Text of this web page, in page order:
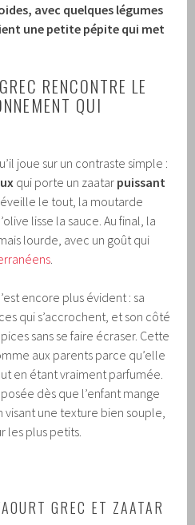
avec quelques légumes
une petite pépite qui met
RENCONTRE LE
QUI
joue sur un contraste simple :
qui porte un zaatar puissant
le tout, la moutarde
lisse la sauce. Au final, la
lourde, avec un goût qui
.
encore plus évident : sa
qui s’accrochent, et son côté
sans se faire écraser. Cette
aux parents parce qu’elle
en étant vraiment parfumée.
dès que l’enfant mange
visant une texture bien souple,
les plus petits.
GREC ET ZAATAR